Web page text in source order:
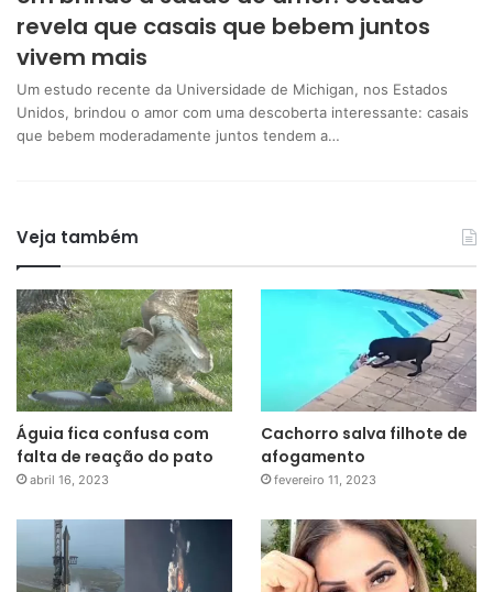
revela que casais que bebem juntos
vivem mais
Um estudo recente da Universidade de Michigan, nos Estados
Unidos, brindou o amor com uma descoberta interessante: casais
que bebem moderadamente juntos tendem a…
Veja também
Águia fica confusa com
falta de reação do pato
abril 16, 2023
Cachorro salva filhote de
afogamento
fevereiro 11, 2023